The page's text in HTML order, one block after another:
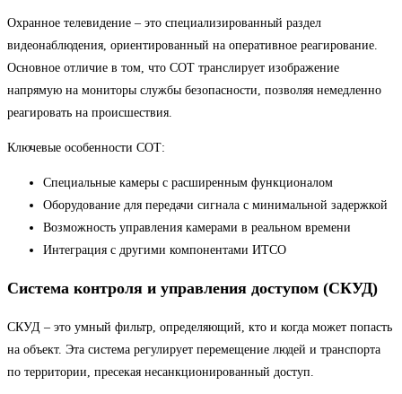
Охранное телевидение – это специализированный раздел
видеонаблюдения, ориентированный на оперативное реагирование.
Основное отличие в том, что СОТ транслирует изображение
напрямую на мониторы службы безопасности, позволяя немедленно
реагировать на происшествия.
Ключевые особенности СОТ:
Специальные камеры с расширенным функционалом
Оборудование для передачи сигнала с минимальной задержкой
Возможность управления камерами в реальном времени
Интеграция с другими компонентами ИТСО
Система контроля и управления доступом (СКУД)
СКУД – это умный фильтр, определяющий, кто и когда может попасть
на объект. Эта система регулирует перемещение людей и транспорта
по территории, пресекая несанкционированный доступ.